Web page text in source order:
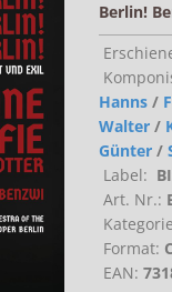
Berlin!
Hanns /
Walter /
Günter /
Label:
Art. Nr.:
Format:
EAN: